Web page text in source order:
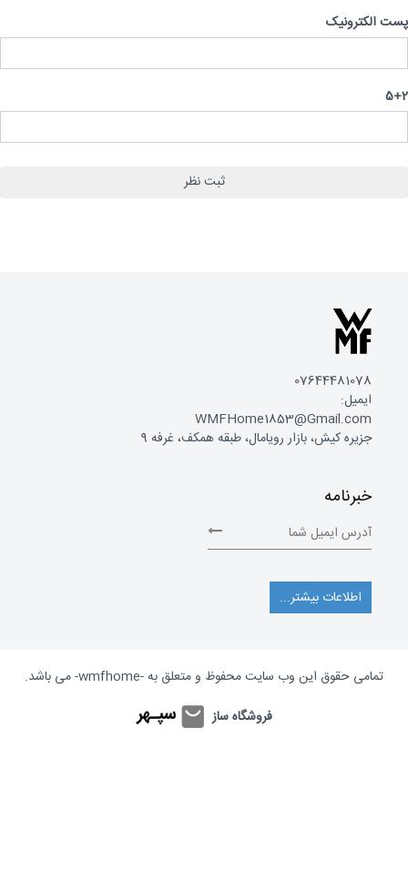
الکترونیک
07644481078
ایمیل:
WMFHome1853@Gmail.com
جزیره کیش، بازار رویامال، طبقه همکف، غرفه 9
خبرنامه
اطلاعات بیشتر...
تمامی حقوق این وب سایت محفوظ و متعلق به -wmfhome-
می باشد.
فروشگاه ساز